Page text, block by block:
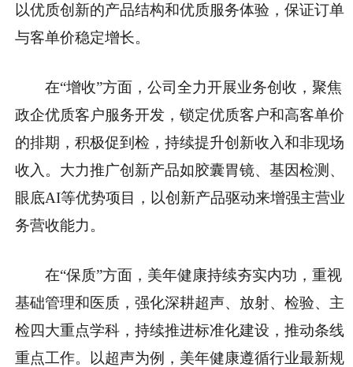
以优质创新的产品结构和优质服务体验，保证订单
与客单价稳定增长。
在“增收”方面，公司全力开展业务创收，聚焦
政企优质客户服务开发，锁定优质客户和高客单价
的排期，积极促到检，持续提升创新收入和非现场
收入。大力推广创新产品如胶囊胃镜、基因检测、
眼底AI等优势项目，以创新产品驱动来增强主营业
务营收能力。
在“保质”方面，美年健康持续夯实内功，重视
基础管理和医质，强化深耕超声、放射、检验、主
检四大重点学科，持续推进标准化建设，推动条线
重点工作。以超声为例，美年健康遵循行业最新规